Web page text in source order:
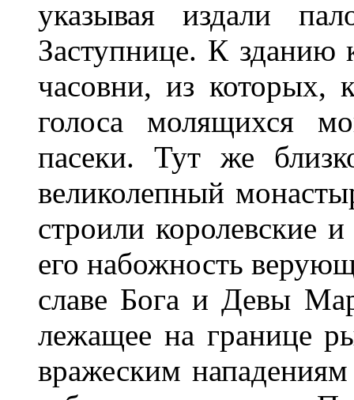
указывая издали
Заступнице. К зданию
часовни, из которых,
голоса молящихся
пасеки. Тут же
великолепный
строили королевские
его набожность
славе Бога и Девы
лежащее на границе
вражеским